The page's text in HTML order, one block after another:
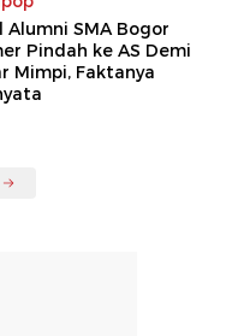
Alumni SMA Bogor
Pindah ke AS Demi
Mimpi, Faktanya